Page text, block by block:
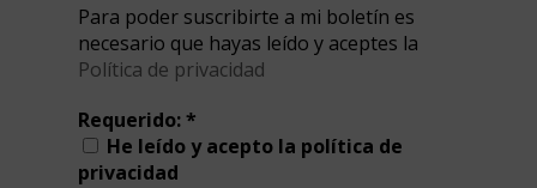
Para poder suscribirte a mi boletín es
necesario que hayas leído y aceptes la
Política de privacidad
Requerido:*
He leído y acepto la política de
privacidad